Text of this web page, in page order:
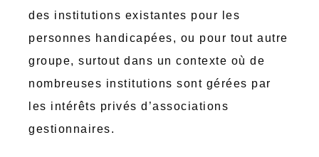
des institutions existantes pour les
personnes handicapées, ou pour tout autre
groupe, surtout dans un contexte où de
nombreuses institutions sont gérées par
les intérêts privés d’associations
gestionnaires.